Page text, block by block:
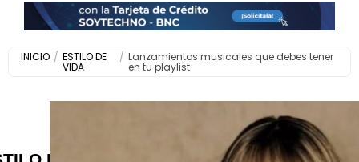
INICIO / ESTILO DE
VIDA
/ Lanzamientos musicales que debes tener
en tu playlist